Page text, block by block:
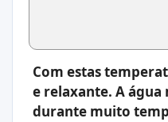
Com estas
e relaxante. A
durante muito